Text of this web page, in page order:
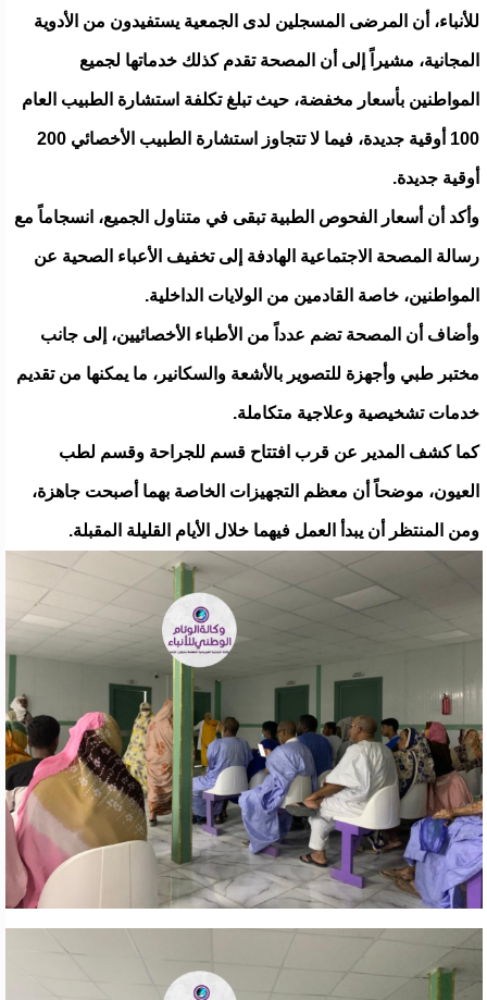
للأنباء، أن المرضى المسجلين لدى الجمعية يستفيدون من الأدوية
المجانية، مشيراً إلى أن المصحة تقدم كذلك خدماتها لجميع
المواطنين بأسعار مخفضة، حيث تبلغ تكلفة استشارة الطبيب العام
100 أوقية جديدة، فيما لا تتجاوز استشارة الطبيب الأخصائي 200
أوقية جديدة.
وأكد أن أسعار الفحوص الطبية تبقى في متناول الجميع، انسجاماً مع
رسالة المصحة الاجتماعية الهادفة إلى تخفيف الأعباء الصحية عن
المواطنين، خاصة القادمين من الولايات الداخلية.
وأضاف أن المصحة تضم عدداً من الأطباء الأخصائيين، إلى جانب
مختبر طبي وأجهزة للتصوير بالأشعة والسكانير، ما يمكنها من تقديم
خدمات تشخيصية وعلاجية متكاملة.
كما كشف المدير عن قرب افتتاح قسم للجراحة وقسم لطب
العيون، موضحاً أن معظم التجهيزات الخاصة بهما أصبحت جاهزة،
ومن المنتظر أن يبدأ العمل فيهما خلال الأيام القليلة المقبلة.